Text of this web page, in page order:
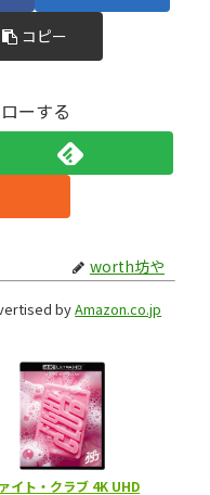
コピー
ーする
worth坊や
byAmazon.co.jp